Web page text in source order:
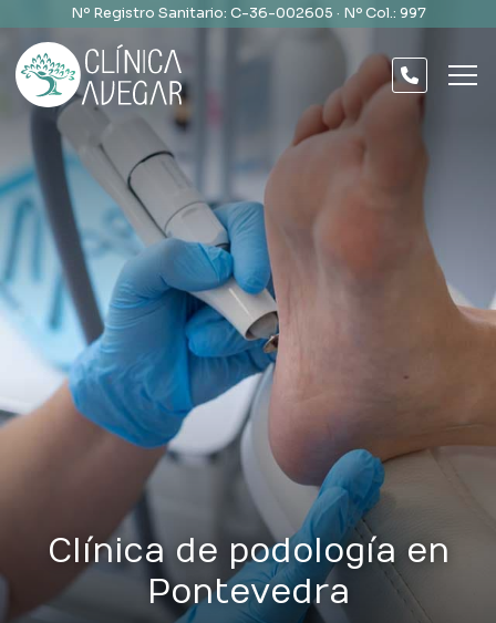
Clínica de podología en
Pontevedra